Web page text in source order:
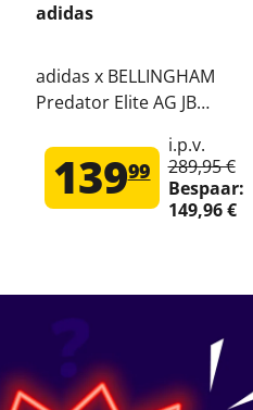
adidas
adidas x BELLINGHAM
Predator Elite AG JB
JR1753
13999
i.p.v.
289,95 €
Bespaar:
149,96 €